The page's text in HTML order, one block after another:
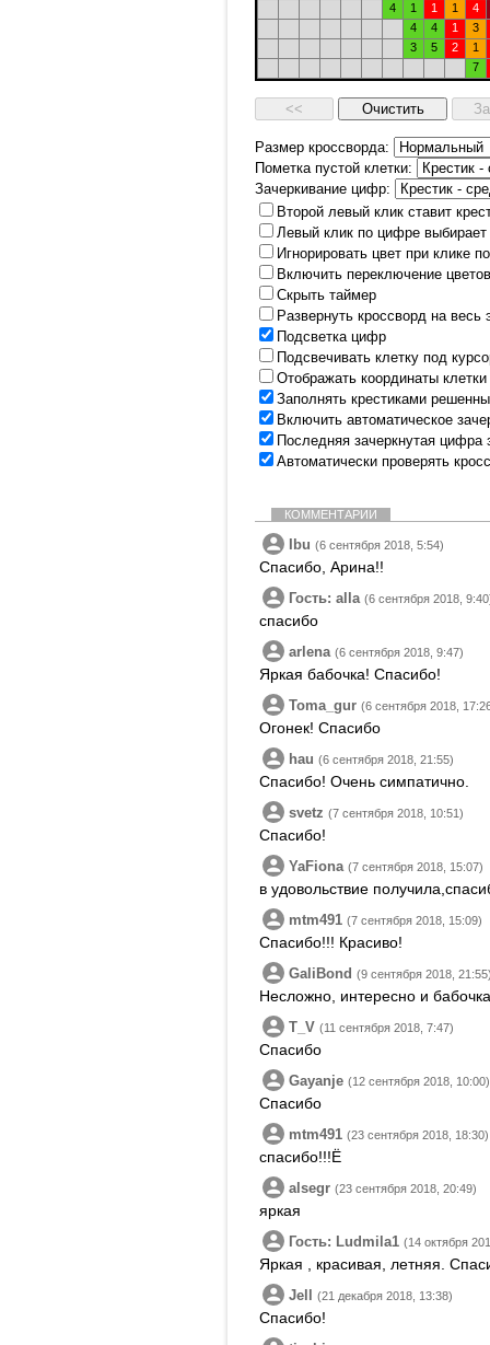
4
1 1 1
4
4
4 1
3
3
5 2
1
7
Размер кроссворда:
Пометка пустой клетки:
Зачеркивание цифр:
Второй левый клик ставит
Левый клик по цифре выбирает
Игнорировать цвет при клике
Включить переключение
Скрыть таймер
Развернуть кроссворд на
Подсветка цифр
Подсвечивать клетку под
Отображать координаты
Заполнять крестиками
Включить автоматическое
Последняя зачеркнутая цифра
Автоматически проверять
КОММЕНТАРИИ
Ibu (6 сентября 2018, 5:54)
Спасибо, Арина!!
Гость: alla (6 сентября 2018,
спасибо
arlena (6 сентября 2018, 9:47)
Яркая бабочка! Спасибо!
Toma_gur (6 сентября 2018,
Огонек! Спасибо
hau (6 сентября 2018, 21:55)
Спасибо! Очень симпатично.
svetz (7 сентября 2018, 10:51)
Спасибо!
YaFiona (7 сентября 2018, 15:07)
в удовольствие
mtm491 (7 сентября 2018, 15:09)
Спасибо!!! Красиво!
GaliBond (9 сентября 2018,
Несложно, интересно и
T_V (11 сентября 2018, 7:47)
Спасибо
Gayanje (12 сентября 2018, 10:00)
Спасибо
mtm491 (23 сентября 2018, 18:30)
спасибо!!!Ё
alsegr (23 сентября 2018, 20:49)
яркая
Гость: Ludmila1 (14 октября
Яркая , красивая, летняя.
Jell (21 декабря 2018, 13:38)
Спасибо!